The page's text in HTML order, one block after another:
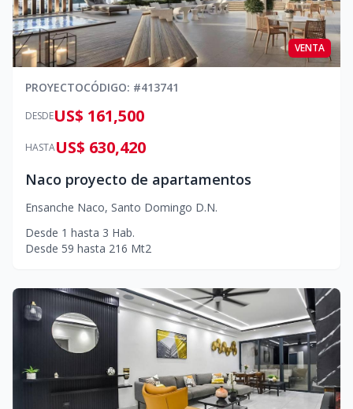
VENTA
PROYECTOCÓDIGO: #413741
DESDEUS$ 161,500
HASTAUS$ 630,420
Naco proyecto de apartamentos
Ensanche Naco, Santo Domingo D.N.
Desde 1 hasta 3 Hab.
Desde 59 hasta 216 Mt2